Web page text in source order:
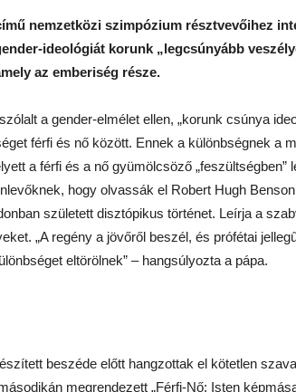
nemzetközi szimpózium résztvevőihez
ideológiát korunk „legcsúnyább
az emberiség része.
a gender-elmélet ellen, „korunk csúnya
férfi és nő között. Ennek a különbségnek a
a férfi és a nő gyümölcsöző „feszültségben”
hogy olvassák el Robert Hugh
született disztópikus történet. Leírja a
„A regény a jövőről beszél, és prófétai
eltörölnek” – hangsúlyozta a pápa.
beszéde előtt hangzottak el kötetlen
megrendezett „Férfi-Nő: Isten